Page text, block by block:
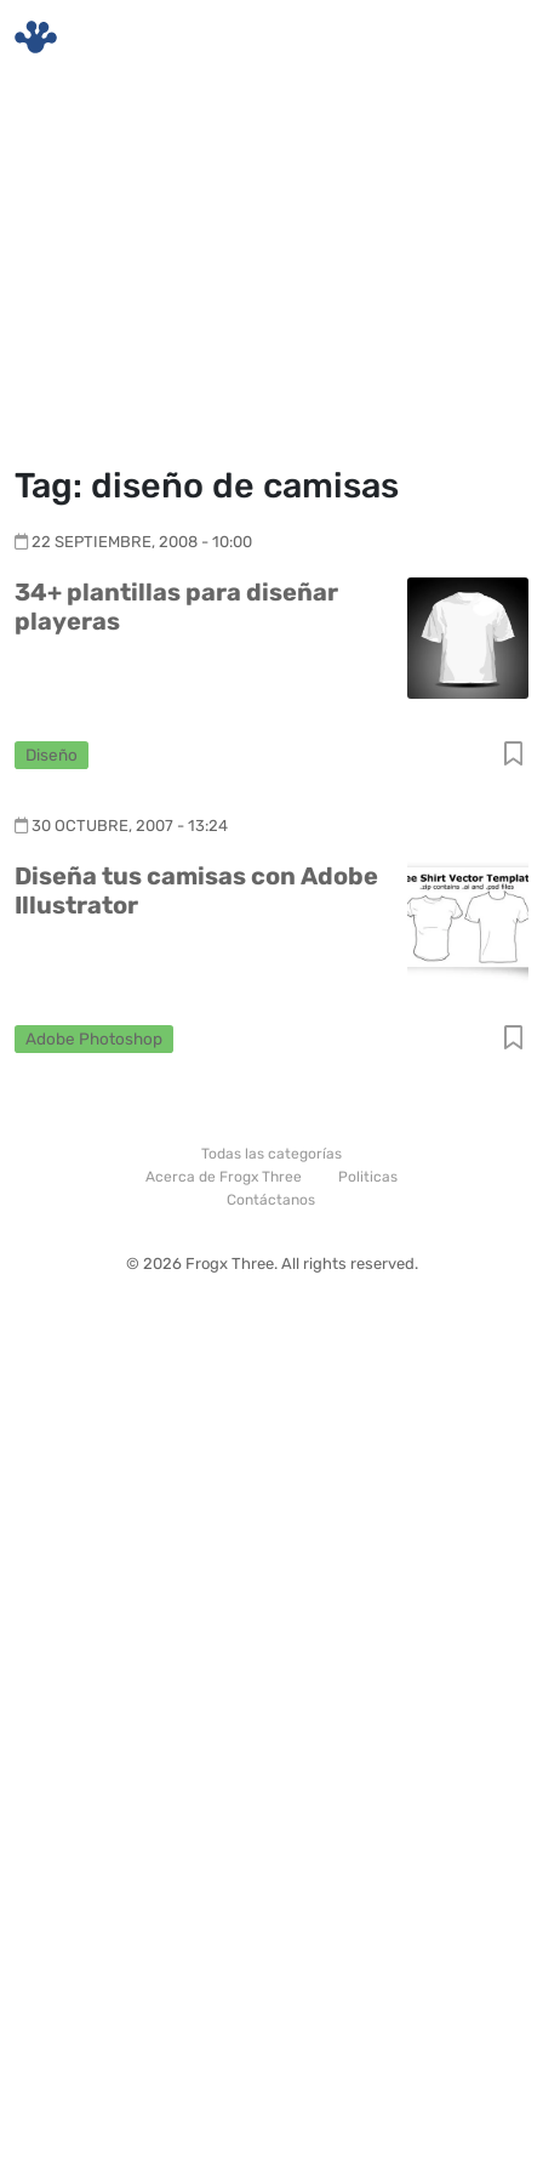
Tag: diseño de camisas
22 SEPTIEMBRE, 2008 - 10:00
34+ plantillas para diseñar
playeras
Diseño
30 OCTUBRE, 2007 - 13:24
Diseña tus camisas con Adobe
Illustrator
Adobe Photoshop
Todas las categorías
Acerca de Frogx Three
Politicas
Contáctanos
© 2026 Frogx Three. All rights reserved.